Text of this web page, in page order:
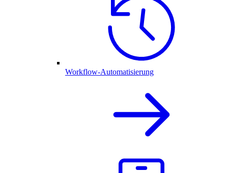
Workflow-Automatisierung